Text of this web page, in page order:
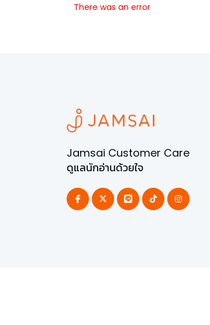
There was an error
Jamsai Customer Care
ดูแลนักอ่านด้วยใจ